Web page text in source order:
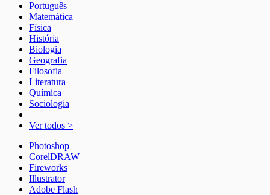
Português
Matemática
Física
História
Biologia
Geografia
Filosofia
Literatura
Química
Sociologia
Ver todos >
Photoshop
CorelDRAW
Fireworks
Illustrator
Adobe Flash